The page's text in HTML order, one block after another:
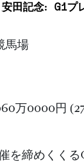
田記念: G1プ
馬場
万0000円
を締めくくる